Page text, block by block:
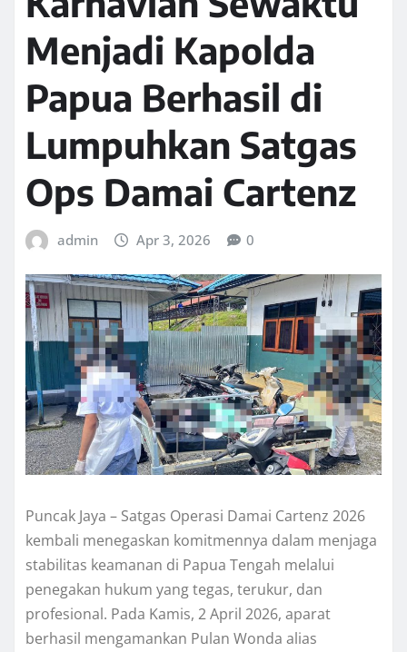
Menjadi Kapolda
Papua Berhasil di
Lumpuhkan Satgas
Ops Damai Cartenz
admin Apr 3, 2026 0
Puncak Jaya – Satgas Operasi Damai Cartenz 2026
kembali menegaskan komitmennya dalam menjaga
stabilitas keamanan di Papua Tengah melalui
penegakan hukum yang tegas, terukur, dan
profesional. Pada Kamis, 2 April 2026, aparat
berhasil mengamankan Pulan Wonda alias